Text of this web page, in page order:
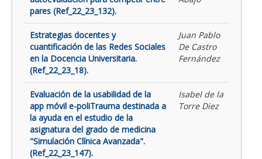
pares (Ref_22_23_132).
Estrategias docentes y
cuantificación de las Redes Sociales
en la Docencia Universitaria.
(Ref_22_23_18).
Juan Pablo
De Castro
Fernández
Evaluación de la usabilidad de la
app móvil e-poliTrauma destinada a
la ayuda en el estudio de la
asignatura del grado de medicina
"Simulación Clínica Avanzada".
(Ref_22_23_147).
Isabel de la
Torre Diez